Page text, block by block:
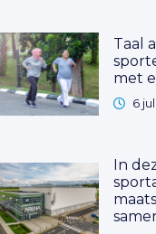
Taal
met
6
In